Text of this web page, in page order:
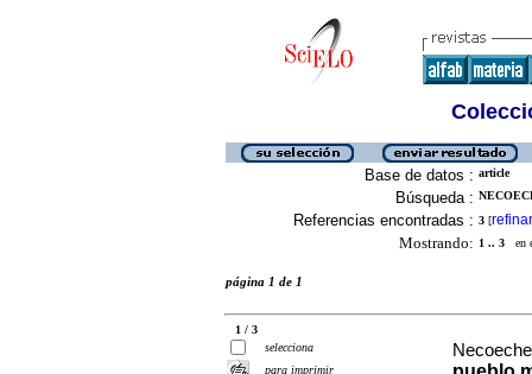
Base de datos : article
Búsqueda :
Referencias encontradas : 3 [refinar
Mostrando: 1 .. 3 en
página 1 de 1
1 / 3
selecciona
para imprimir